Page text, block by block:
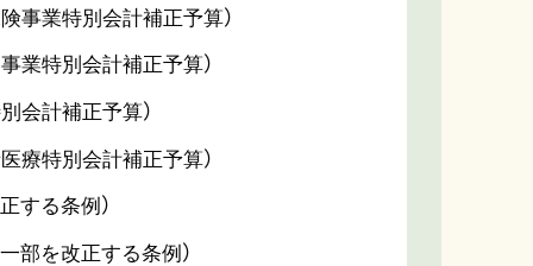
事業特別会計補正予算）
業特別会計補正予算）
会計補正予算）
療特別会計補正予算）
する条例）
部を改正する条例）